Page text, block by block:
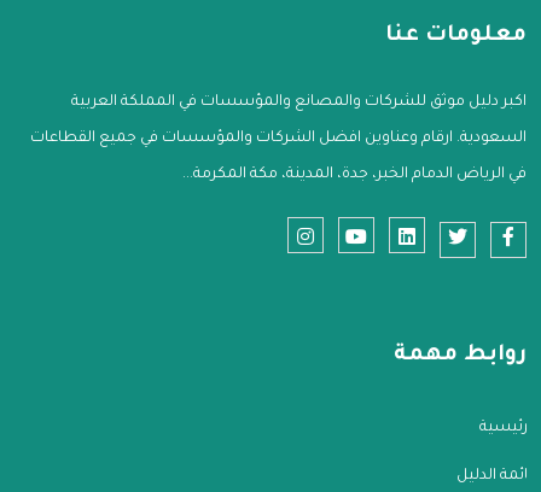
معلومات عنا
اكبر دليل موثق للشركات والمصانع والمؤسسات في المملكة العربية
السعودية. ارقام وعناوين افضل الشركات والمؤسسات في جميع القطاعات
في الرياض الدمام الخبر، جدة، المدينة، مكة المكرمة...
روابط مهمة
الرئيسية
قائمة الدليل